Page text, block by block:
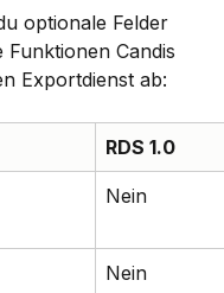
optionale Felder
Candis
Exportdienst ab:
RDS 1.0
Nein
Nein